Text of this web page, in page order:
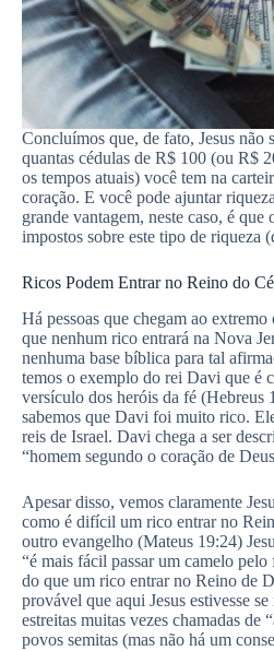
Concluímos que, de fato, Jesus não
quantas cédulas de R$ 100 (ou R$
os tempos atuais) você tem na
coração. E você pode ajuntar
grande vantagem, neste caso, é que
impostos sobre este tipo de riqueza
Ricos Podem Entrar no Reino do
Há pessoas que chegam ao
que nenhum rico entrará na Nova
nenhuma base bíblica para tal
temos o exemplo do rei Davi que é
versículo dos heróis da fé (Hebreus
sabemos que Davi foi muito rico.
reis de Israel. Davi chega a ser
“homem segundo o coração de
Apesar disso, vemos claramente
como é difícil um rico entrar no
outro evangelho (Mateus 19:24)
“é mais fácil passar um camelo
do que um rico entrar no Reino de
provável que aqui Jesus estivesse
estreitas muitas vezes chamadas de
povos semitas (mas não há um